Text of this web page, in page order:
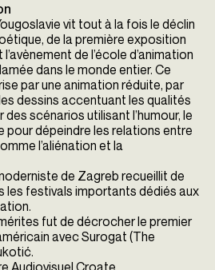
vit tout à la fois le déclin
de la première exposition
de l’école d’animation
dans le monde entier. Ce
par une animation réduite, par
dessins accentuant les qualités
des scénarios utilisant l’humour, le
pour dépeindre les relations entre
l’aliénation et la
de Zagreb recueillit de
les festivals importants dédiés aux
fut de décrocher le premier
avec Surogat (The